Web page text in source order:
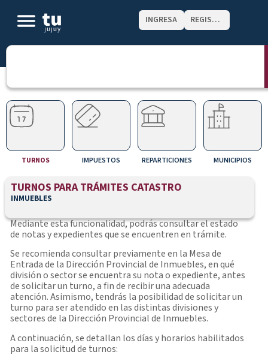
INGRESA REGISTRATE
TURNOS IMPUESTOS REPARTICIONES MUNICIPIOS
TURNOS PARA TRÁMITES CATASTRO
INMUEBLES
Mediante esta funcionalidad, podrás consultar el estado
de notas y expedientes que se encuentren en trámite.
Se recomienda consultar previamente en la Mesa de
Entrada de la Dirección Provincial de Inmuebles, en qué
división o sector se encuentra su nota o expediente, antes
de solicitar un turno, a fin de recibir una adecuada
atención. Asimismo, tendrás la posibilidad de solicitar un
turno para ser atendido en las distintas divisiones y
sectores de la Dirección Provincial de Inmuebles.
A continuación, se detallan los días y horarios habilitados
para la solicitud de turnos: